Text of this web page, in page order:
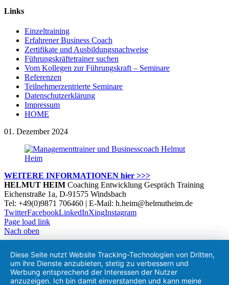
Links
Einzeltraining
Erfahrener Business Coach
Zertifikate und Ausbildungsnachweise
Führungskräftetrainer suchen
Vom Kollegen zur Führungskraft – Seminare
Referenzen
Teilnehmerzentrierte Seminare
Datenschutzerklärung
Impressum
HOME
01. Dezember 2024
WEITERE INFORMATIONEN hier >>>
HELMUT HEIM Coaching Entwicklung Gespräch Training
Eichenstraße 1a, D-91575 Windsbach
Tel: +49(0)9871 706460 | E-Mail: h.heim@helmutheim.de
TwitterFacebookLinkedInXingInstagram
Page load link
Diese Seite nutzt Website Tracking-Technologien von Dritten,
um ihre Dienste anzubieten, stetig zu verbessern und
Werbung entsprechend der Interessen der Nutzer
anzuzeigen. Ich bin damit einverstanden und kann meine
Nach oben